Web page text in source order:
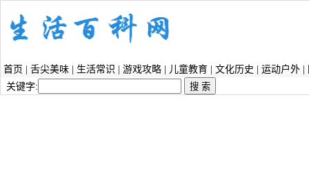
首页 舌尖美味 生活常识 游戏攻略 儿童教育 文化历史 运动户外
关键字: